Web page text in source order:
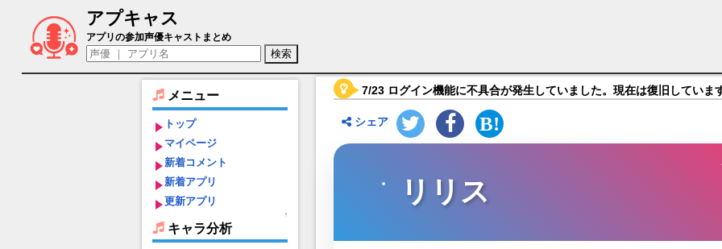
アプキャス
リリス（声優：井口裕香)【イザリア】キャラ紹介
アプリの参加声優キャストまとめ
メニュー
トップ
マイページ
新着コメント
新着アプリ
更新アプリ
↑
キャラ分析
7/23 ログイン機能に不具合が発生していました。現在は復旧していま
シェア
リリス